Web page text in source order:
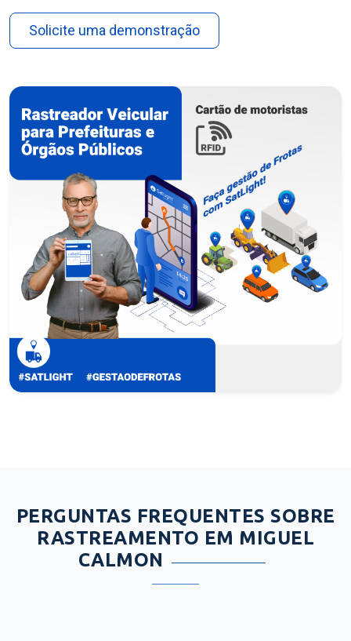
Solicite uma demonstração
PERGUNTAS FREQUENTES SOBRE
RASTREAMENTO EM MIGUEL
CALMON